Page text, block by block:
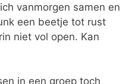
vanmorgen samen en
een beetje tot rust
niet vol open. Kan
in een groep toch